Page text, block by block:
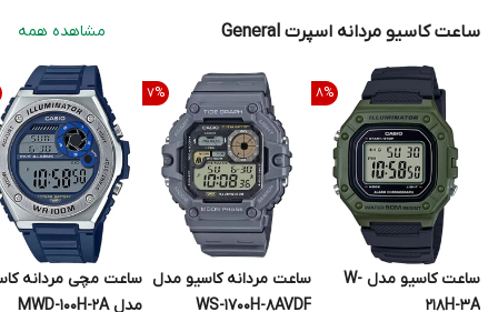
ساعت کاسیو مردانه اسپرت General مشاهده همه
8%
ساعت کاسیو مدل W-
218H-3A
7%
ساعت مردانه کاسیو مدل
WS-1700H-8AVDF
ساعت مچی مردانه
مدل MWD-100H-2A